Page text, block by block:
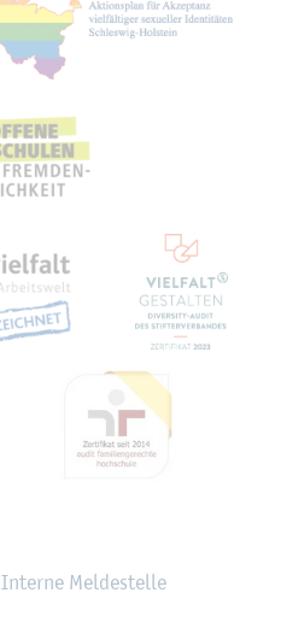
In­ter­ne Mel­de­stel­le